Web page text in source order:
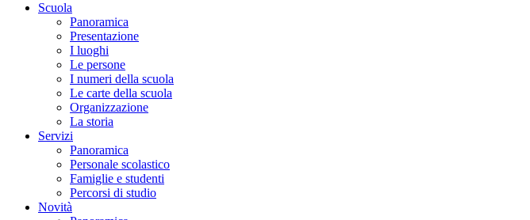
Scuola
Panoramica
Presentazione
I luoghi
Le persone
I numeri della scuola
Le carte della scuola
Organizzazione
La storia
Servizi
Panoramica
Personale scolastico
Famiglie e studenti
Percorsi di studio
Novità